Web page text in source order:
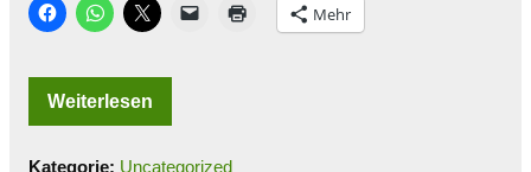
Mehr
Weiterlesen
Kategorie: Uncategorized